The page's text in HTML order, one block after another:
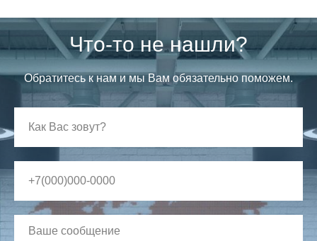
Что-то не нашли?
Обратитесь к нам и мы Вам обязательно поможем.